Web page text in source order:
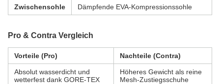
Zwischensohle Dämpfende EVA-Kompressionssohle
Pro & Contra Vergleich
Vorteile (Pro) Nachteile (Contra)
Absolut wasserdicht und
wetterfest dank GORE-TEX
Höheres Gewicht als reine
Mesh-Zustiegsschuhe